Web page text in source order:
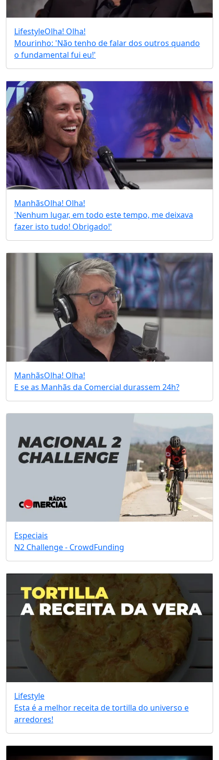
LifestyleOlha! Olha!
Mourinho: 'Não tenho de falar dos outros quando
o fundamental fui eu!'
ManhãsOlha! Olha!
'Nenhum lugar, em todo este tempo, me deixava
fazer isto tudo! Obrigado!'
ManhãsOlha! Olha!
E se as Manhãs da Comercial durassem 24h?
Especiais
N2 Challenge - CrowdFunding
Lifestyle
Esta é a melhor receita de tortilla do universo e
arredores!